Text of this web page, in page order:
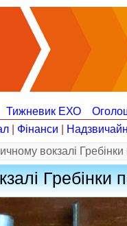
Тижневик ЕХО
Фінанси
вокзалі
Гребінки